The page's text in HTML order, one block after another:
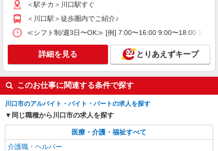
キープ
株式会社ブレイブ（マイナビグループ）/MD11
介護スタッフ ◆デイサービス、サービス付き
高齢者向け住宅、グループホームなど様々な勤
務先から選べます。
る） 経験者：時給1800〜2000円（資格・経験によ
る） ◎月収例 時給2000円×1日8時間×22日（週5
日）＝35万2000円 ◆昇給あり ◆支払い方法 ※日
払い/週払い/月払い対応も可能です。詳しくは面談
時にご相談ください。 ◆交通費：別途全額支給 ※
当社規定あり
埼玉県川口市 【最寄駅】 ◆各線「東川口駅」
北・根岸線「西川口駅」 ★その他、近隣に多数勤
務地あります！
キープ
派遣社員
＜駅チカ＞川口駅すぐ
＜川口駅＞徒歩圏内でご紹介♪
≪シフト制/週3日〜OK≫ [例] 7:00〜16:00 9:00〜18:00
詳細を見る とりあえずキープ
このお仕事に関連する条件で探す
川口市のアルバイト・バイト・パートの求人を探す
同じ職種から川口市の求人を探す
医療・介護・福祉すべて
介護職・ヘルパー